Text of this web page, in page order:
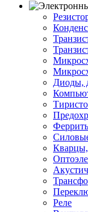
Диоды,
Кварцы,
Реле